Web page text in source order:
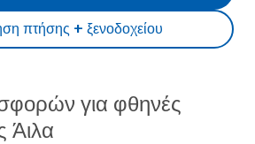
πτήσης + ξενοδοχείου
για φθηνές
Άιλα